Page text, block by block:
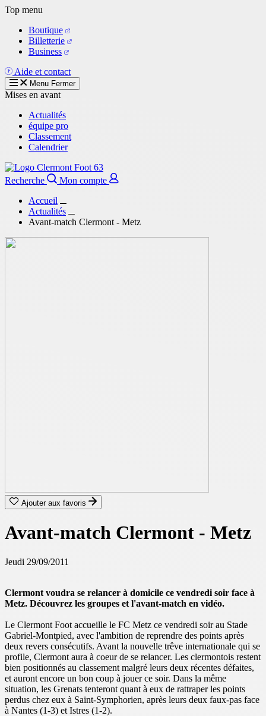
Aller
contenu
principal
Top menu
Boutique
Billetterie
Business
Aide et contact
Menu Fermer
Mises en avant
Actualités
équipe pro
Classement
Calendrier
Recherche
Mon compte
Accueil
Actualités
Avant-match Clermont - Metz
Ajouter aux favoris
Avant-match Clermont - Metz
Jeudi 29/09/2011
Clermont voudra se relancer à domicile ce vendredi soir face à
Metz. Découvrez les groupes et l'avant-match en vidéo.
Le Clermont Foot accueille le FC Metz ce vendredi soir au Stade
Gabriel-Montpied, avec l'ambition de reprendre des points après
deux revers consécutifs. Avant la nouvelle trêve internationale qui se
profile, Clermont aura à coeur de se relancer. Les clermontois restent
bien positionnés au classement malgré leurs deux récentes défaites,
et auront encore un bon coup à jouer ce soir. Dans la même
situation, les Grenats tenteront quant à eux de rattraper les points
perdus chez eux à Saint-Symphorien, après leurs deux faux-pas face
à Nantes (1-3) et Istres (1-2).